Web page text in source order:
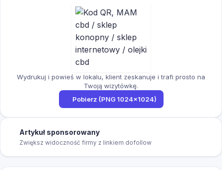
Wydrukuj i powieś w lokalu, klient zeskanuje i trafi prosto na
Twoją wizytówkę.
Pobierz (PNG 1024×1024)
Artykuł sponsorowany
Zwiększ widoczność firmy z linkiem dofollow